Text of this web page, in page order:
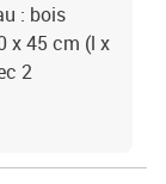
: bois
x 45 cm (l x
2